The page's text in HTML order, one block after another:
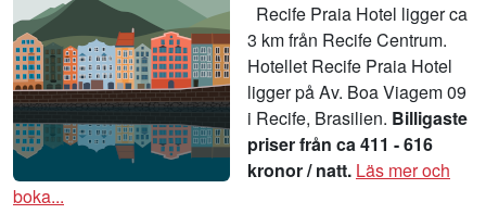
Recife Praia Hotel ligger ca
3 km från Recife Centrum.
Hotellet Recife Praia Hotel
ligger på Av. Boa Viagem 09
i Recife, Brasilien. Billigaste
priser från ca 411 - 616
kronor / natt. Läs mer och
boka...